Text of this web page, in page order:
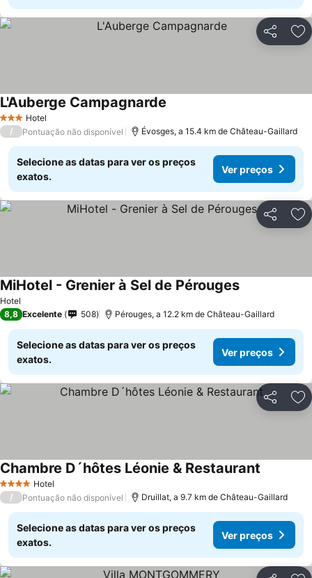
Partilhar
3 EstrelasHotel
L'Auberge Campagnarde
/ Pontuação não disponível Évosges, a 15.4 km de Château-Gaillard
Selecione as datas para ver os preços
exatos.
Ver preços
Partilhar
Hotel
MiHotel - Grenier à Sel de Pérouges
8,8 Excelente 508 Pérouges, a 12.2 km de Château-Gaillard
Selecione as datas para ver os preços
exatos.
Ver preços
Partilhar
4 EstrelasHotel
Chambre D´hôtes Léonie & Restaurant
/ Pontuação não disponível Druillat, a 9.7 km de Château-Gaillard
Selecione as datas para ver os preços
exatos.
Ver preços